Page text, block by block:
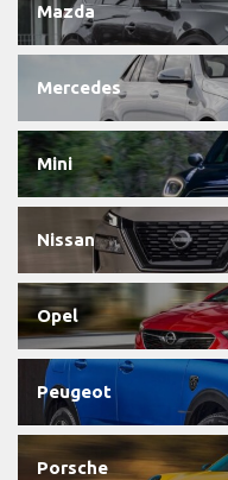
Mazda
Mercedes
Mini
Nissan
Opel
Peugeot
Porsche